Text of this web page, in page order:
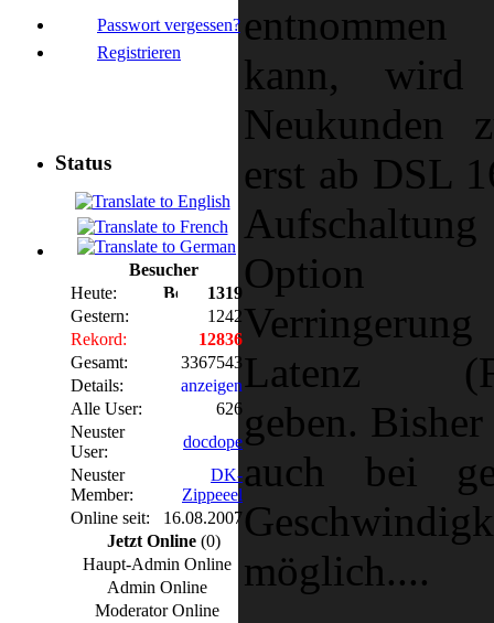
Passwort vergessen?
Registrieren
Status
Besucher
Heute:
1319
Gestern:
1242
Rekord:
12836
Gesamt:
3367543
Details:
anzeigen
Alle User:
626
Neuster
User:
docdope
Neuster
Member:
DK-
Zippeeel
Online seit:
16.08.2007
Jetzt Online (0)
Haupt-Admin Online
Admin Online
Moderator Online
kann,
Neukunden
erst ab DSL
Latenz
geben.
auch bei
möglich....